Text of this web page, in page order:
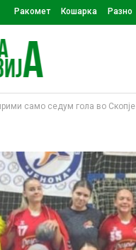
Ракомет Кошарка Разно
само седум гола во Скопје